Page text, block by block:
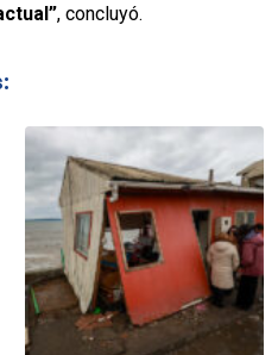
, concluyó.